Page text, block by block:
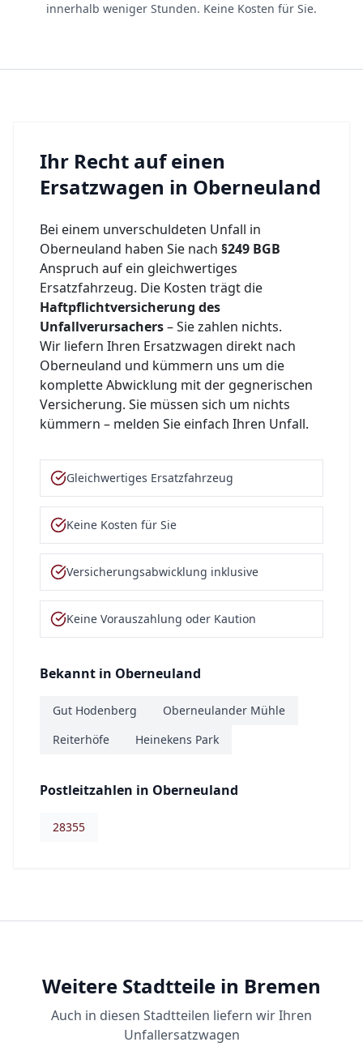
innerhalb weniger Stunden. Keine Kosten für Sie.
Ihr Recht auf einen
Ersatzwagen in Oberneuland
Bei einem unverschuldeten Unfall in
Oberneuland haben Sie nach §249 BGB
Anspruch auf ein gleichwertiges
Ersatzfahrzeug. Die Kosten trägt die
Haftpflichtversicherung des
Unfallverursachers– Sie zahlen nichts.
Wir liefern Ihren Ersatzwagen direkt nach
Oberneuland und kümmern uns um die
komplette Abwicklung mit der gegnerischen
Versicherung. Sie müssen sich um nichts
kümmern – melden Sie einfach Ihren Unfall.
Gleichwertiges Ersatzfahrzeug
Keine Kosten für Sie
Versicherungsabwicklung inklusive
Keine Vorauszahlung oder Kaution
Bekannt in Oberneuland
Gut Hodenberg
Oberneulander Mühle
Reiterhöfe
Heinekens Park
Postleitzahlen in Oberneuland
28355
Weitere Stadtteile in Bremen
Auch in diesen Stadtteilen liefern wir Ihren
Unfallersatzwagen